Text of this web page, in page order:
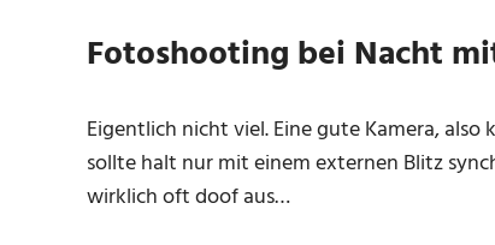
Fotoshooting bei Nacht
Eigentlich nicht viel. Eine gute Kamera,
sollte halt nur mit einem externen Blitz
wirklich oft doof aus…